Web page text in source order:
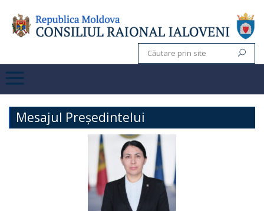
Mesajul Președintelui